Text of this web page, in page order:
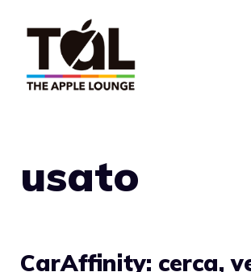
contenuto
usato
CarAffinity: cerca,